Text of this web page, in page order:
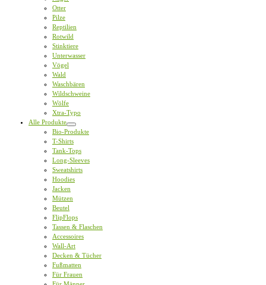
Otter
Pilze
Reptilien
Rotwild
Stinktiere
Unterwasser
Vögel
Wald
Waschbären
Wildschweine
Wölfe
Xtra-Typo
Alle Produkte
Bio-Produkte
T-Shirts
Tank-Tops
Long-Sleeves
Sweatshirts
Hoodies
Jacken
Mützen
Beutel
FlipFlops
Tassen & Flaschen
Accessoires
Wall-Art
Decken & Tücher
Fußmatten
Für Frauen